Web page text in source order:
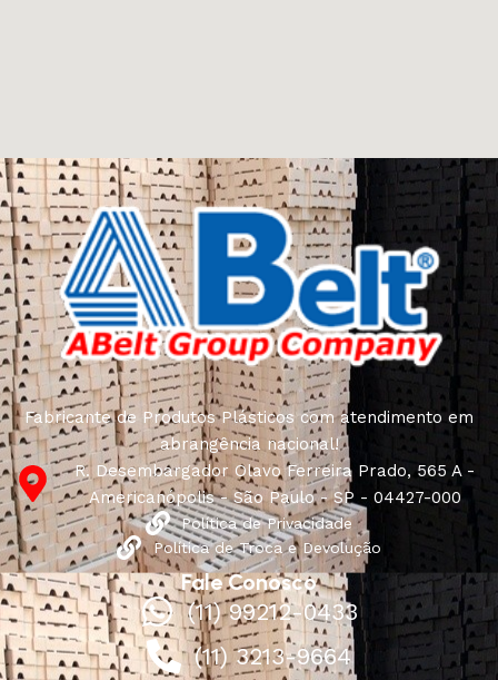
Fabricante de Produtos Plásticos com atendimento em
abrangência nacional!
R. Desembargador Olavo Ferreira Prado, 565 A -
Americanópolis - São Paulo - SP - 04427-000
Política de Privacidade
Política de Troca e Devolução
Fale Conosco
(11) 99212-0433
(11) 3213-9664